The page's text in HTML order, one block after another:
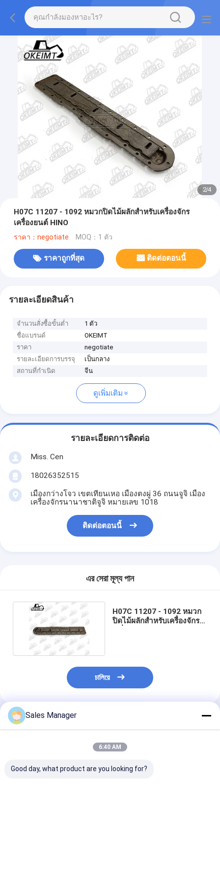
2/4
H07C 11207 - 1092 หมวกปิดไม้ผลักสําหรับเครื่องจักร
เครื่องยนต์ HINO
ราคา：negotiate MOQ：1 ตัว
ราคาถูกที่สุด ติดต่อตอนนี้
รายละเอียดสินค้า
จำนวนสั่งซื้อขั้นต่ำ
1 ตัว
ชื่อแบรนด์
OKEIMT
ราคา
negotiate
รายละเอียดการบรรจุ
เป็นกลาง
สถานที่กำเนิด
จีน
ดูเพิ่มเติม
รายละเอียดการติดต่อ
Miss. Cen
18026352515
เมืองกว่างโจว เขตเทียนเหอ เมืองตงผู่ 36 ถนนจูจิ เมือง
เครื่องจักรนานาชาติจูจิ หมายเลข 1018
ติดต่อตอนนี้
এর সেরা মূল্য পান
H07C 11207 - 1092 หมวก
ปิดไม้ผลักสําหรับเครื่องจักร
চালিয়ে
แนะนำผลิตภัณฑ์
Sales Manager
6:40 AM
Good day, what product are you looking for?